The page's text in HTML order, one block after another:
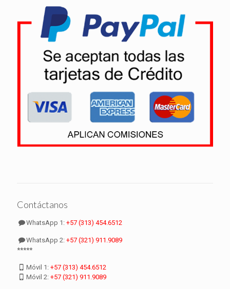
Contáctanos
WhatsApp 1:+57 (313) 454.6512
WhatsApp 2:+57 (321) 911.9089
*****
Móvil 1:+57 (313) 454.6512
Móvil 2:+57 (321) 911.9089